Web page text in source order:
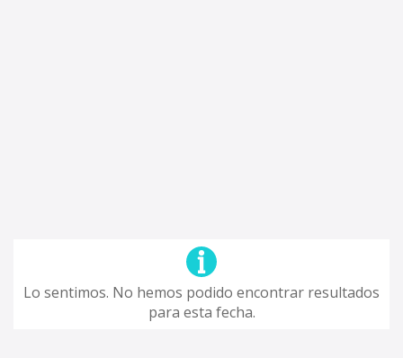
Lo sentimos. No hemos podido encontrar resultados
para esta fecha.